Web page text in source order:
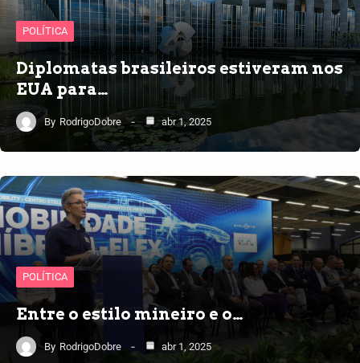
POLÍTICA
Diplomatas brasileiros estiveram nos
EUA para…
By RodrigoDobre abr 1, 2025
POLÍTICA
Entre o estilo mineiro e o…
By RodrigoDobre abr 1, 2025